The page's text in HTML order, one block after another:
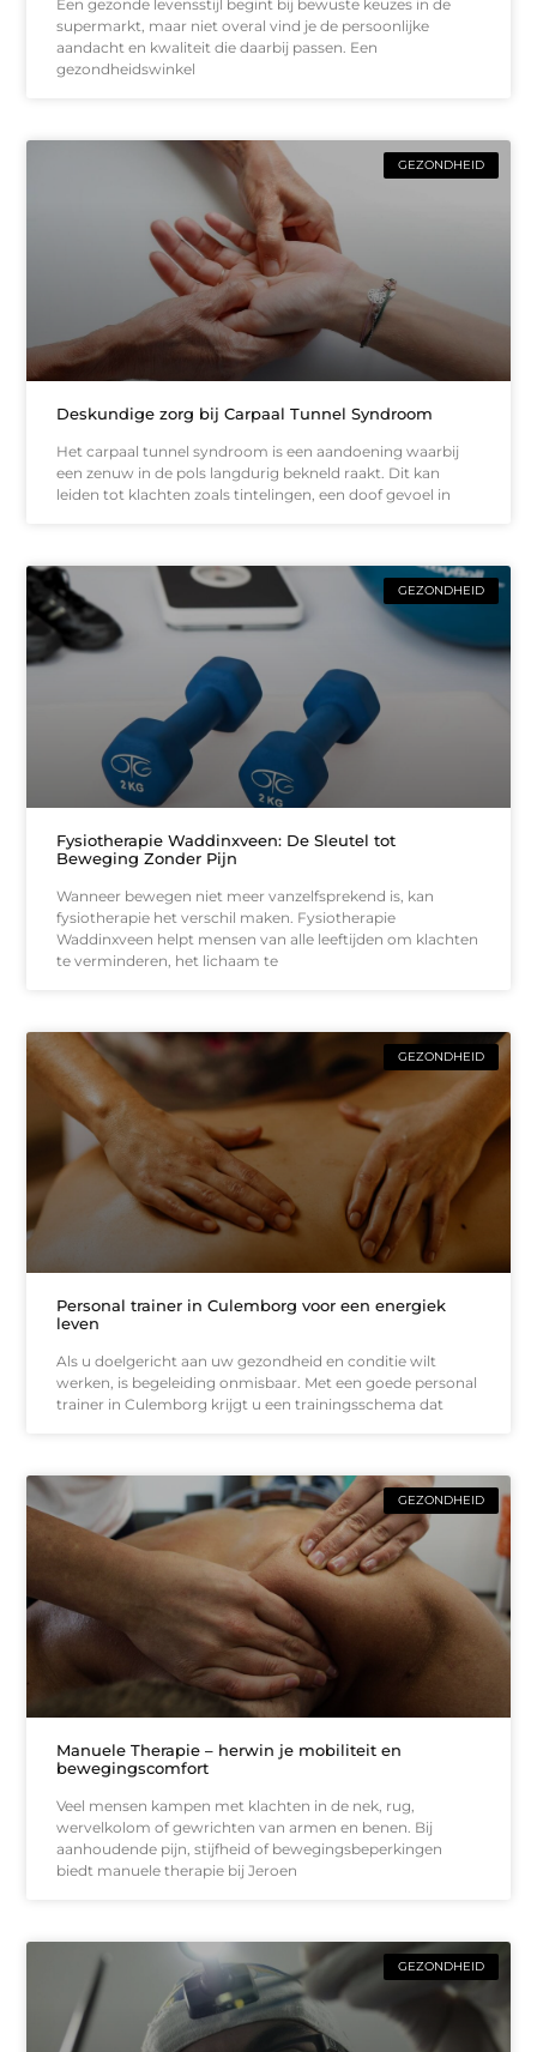
Een gezonde levensstijl begint bij bewuste keuzes in de
supermarkt, maar niet overal vind je de persoonlijke
aandacht en kwaliteit die daarbij passen. Een
gezondheidswinkel
GEZONDHEID
Deskundige zorg bij Carpaal Tunnel Syndroom
Het carpaal tunnel syndroom is een aandoening waarbij
een zenuw in de pols langdurig bekneld raakt. Dit kan
leiden tot klachten zoals tintelingen, een doof gevoel in
GEZONDHEID
Fysiotherapie Waddinxveen: De Sleutel tot
Beweging Zonder Pijn
Wanneer bewegen niet meer vanzelfsprekend is, kan
fysiotherapie het verschil maken. Fysiotherapie
Waddinxveen helpt mensen van alle leeftijden om klachten
te verminderen, het lichaam te
GEZONDHEID
Personal trainer in Culemborg voor een energiek
leven
Als u doelgericht aan uw gezondheid en conditie wilt
werken, is begeleiding onmisbaar. Met een goede personal
trainer in Culemborg krijgt u een trainingsschema dat
GEZONDHEID
Manuele Therapie – herwin je mobiliteit en
bewegingscomfort
Veel mensen kampen met klachten in de nek, rug,
wervelkolom of gewrichten van armen en benen. Bij
aanhoudende pijn, stijfheid of bewegingsbeperkingen
biedt manuele therapie bij Jeroen
GEZONDHEID